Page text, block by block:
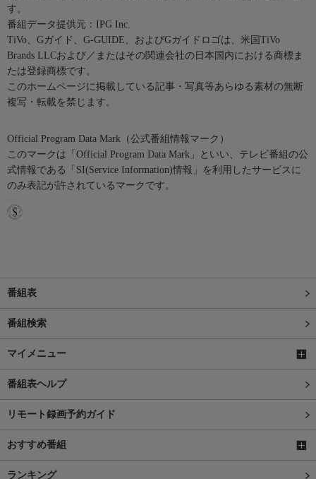
す。
番組データ提供元：IPG Inc.
TiVo、Gガイド、G-GUIDE、およびGガイドロゴは、米国TiVo
Brands LLCおよび／またはその関連会社の日本国内における商標ま
たは登録商標です。
このホームページに掲載している記事・写真等あらゆる素材の無断
複写・転載を禁じます。
Official Program Data Mark（公式番組情報マーク）
このマークは「Official Program Data Mark」といい、テレビ番組の公
式情報である「SI(Service Information)情報」を利用したサービスに
のみ表記が許されているマークです。
番組表
番組検索
マイメニュー
番組表ヘルプ
リモート録画予約ガイド
おすすめ番組
ランキング